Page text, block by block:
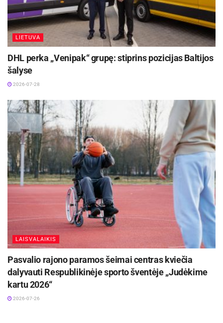
LIETUVA
DHL perka „Venipak“ grupę: stiprins pozicijas Baltijos
šalyse
2026-07-28
LAISVALAIKIS
Pasvalio rajono paramos šeimai centras kviečia
dalyvauti Respublikinėje sporto šventėje „Judėkime
kartu 2026“
2026-07-26